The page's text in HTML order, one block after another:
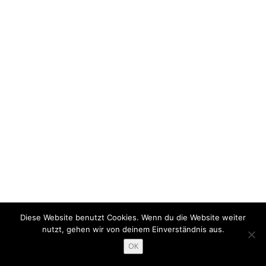
Diese Website benutzt Cookies. Wenn du die Website weiter
nutzt, gehen wir von deinem Einverständnis aus.
OK